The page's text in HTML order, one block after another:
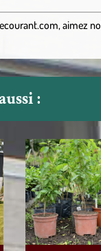
,aimez
: